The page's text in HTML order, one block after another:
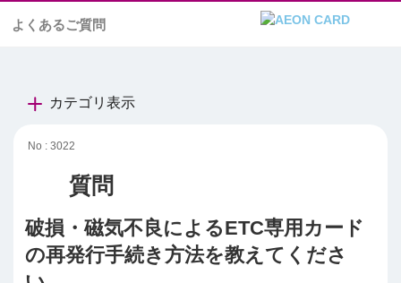
よくあるご質問
カテゴリ表示
No : 3022
破損・磁気不良によるETC専用カード
の再発行手続き方法を教えてくださ